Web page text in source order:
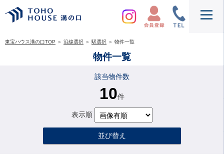
東宝ハウス溝の口TOP ＞ 沿線選択 ＞ 駅選択 ＞ 物件一覧
物件一覧
該当物件数
10件
表示順
並び替え